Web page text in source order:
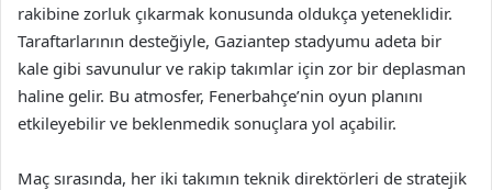
rakibine zorluk çıkarmak konusunda oldukça yeteneklidir.
Taraftarlarının desteğiyle, Gaziantep stadyumu adeta bir
kale gibi savunulur ve rakip takımlar için zor bir deplasman
haline gelir. Bu atmosfer, Fenerbahçe’nin oyun planını
etkileyebilir ve beklenmedik sonuçlara yol açabilir.
Maç sırasında, her iki takımın teknik direktörleri de stratejik